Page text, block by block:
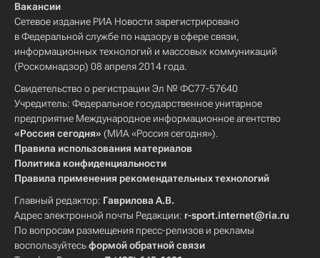
Вакансии
Сетевое издание РИА Новости зарегистрировано
в Федеральной службе по надзору в сфере связи,
информационных технологий и массовых коммуникаций
(Роскомнадзор) 08 апреля 2014 года.
Свидетельство о регистрации Эл № ФС77-57640
Учредитель: Федеральное государственное унитарное
предприятие Международное информационное агентство
«Россия сегодня» (МИА «Россия сегодня»).
Правила использования материалов
Политика конфиденциальности
Правила применения рекомендательных технологий
Главный редактор: Гаврилова А.В.
Адрес электронной почты Редакции: r-sport.internet@ria.ru
По вопросам размещения пресс-релизов и рекламы
воспользуйтесьформой обратной связи